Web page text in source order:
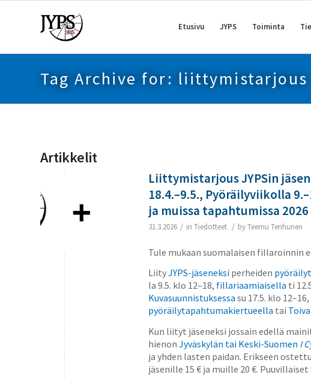
Etusivu JYPS Toiminta
Tag Archive for: liittymistarjous
Artikkelit
Liittymistarjous JYPSin
18.4.–9.5., Pyöräilyviikolla
ja muissa tapahtumissa 2026
31.3.2026 / in Tiedotteet / byTeemu Tenhunen
Tule mukaan suomalaisen fillaroinnin
LiityJYPS-jäseneksi perheiden
la 9.5. klo 12–18, fillariaamiaisella ti
Kuvasuunnistuksessa su 17.5. klo 12–16,
pyöräilytapahtumakiertueella tai
Kun liityt jäseneksi jossain edellä
hienon Jyväskylän tai Keski-Suomen I
ja yhden lasten paidan. Erikseen
jäsenille 15 € ja muille 20 €.